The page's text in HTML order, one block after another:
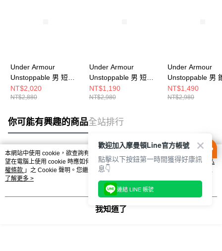
Under Armour
Unstoppable 男 短褲
1370378-410
NT$2,020
NT$2,880
Under Armour
Unstoppable 男 短褲
1374765-001
NT$1,190
NT$2,980
Under Armour
Unstoppable 男
長褲 1352028-
NT$1,490
NT$2,980
你可能有興趣的商品全站排行
熱門標籤
本網站中使用 cookie，欲查詢有關本網站使用 cookie 方式之詳情，及若您不希
望在電腦上使用 cookie 時應如何變更電腦的 cookie 設定，請參閱本網站「
隱私
權條款 」之 Cookie 聲明。您繼續使用本網站即表示您同意本公司得按本網站使
用條款之 Cookie 聲明使用 cookie。
了解更多 >
我知道了
歡迎加入摩曼頓Line官方帳號
點擊以下按鈕第一時間獲得好康訊
息👇
連結 LINE 帳號